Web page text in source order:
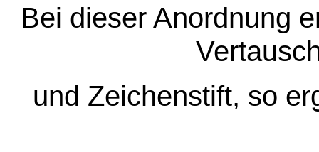
Bei dieser Anordnung
und Zeichenstift, so